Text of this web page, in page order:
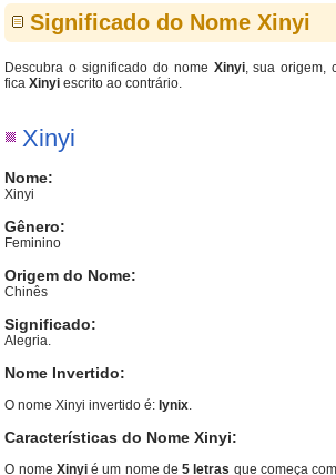
Significado do Nome Xinyi
Descubra o significado do nome Xinyi, sua origem,
ficaXinyi escrito ao contrário.
Xinyi
Nome:
Xinyi
Gênero:
Feminino
Origem do Nome:
Chinês
Significado:
Alegria.
Nome Invertido:
O nome Xinyi invertido é: Iynix.
Características do Nome Xinyi:
O nome Xinyié um nome de5 letras que começa